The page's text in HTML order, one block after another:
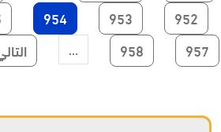
Pagination
الصفحة
952 الصفحة
953
page
954
الصفحة
957 الصفحة
958
…